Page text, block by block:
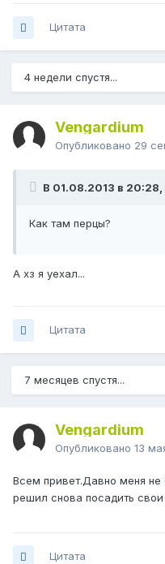
Цитата
4 недели спустя...
Vengardium
Опубликовано 29
В 01.08.2013 в 20:28,
Как там перцы?
А хз я уехал...
Цитата
7 месяцев спустя...
Vengardium
Опубликовано 13
Всем привет.Давно меня не
решил снова посадить
Цитата